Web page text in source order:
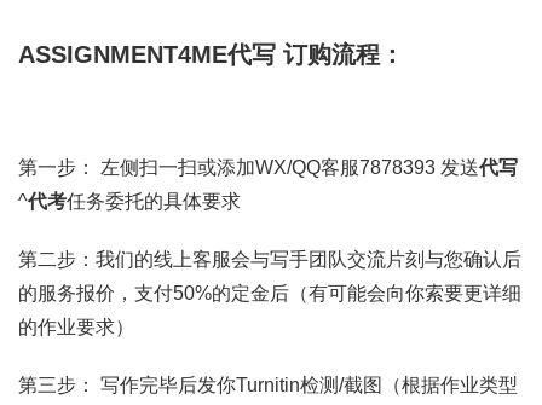
ASSIGNMENT4ME代写 订购流程：
第一步： 左侧扫一扫或添加WX/QQ客服7878393 发送代写
^代考任务委托的具体要求
第二步：我们的线上客服会与写手团队交流片刻与您确认后
的服务报价，支付50%的定金后（有可能会向你索要更详细
的作业要求）
第三步： 写作完毕后发你Turnitin检测/截图（根据作业类型